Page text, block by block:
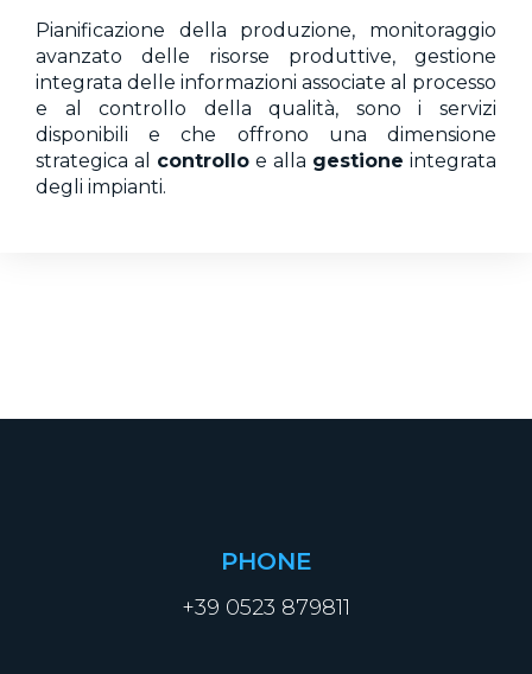
Pianificazione della produzione, monitoraggio
avanzato delle risorse produttive, gestione
integrata delle informazioni associate al processo
e al controllo della qualità, sono i servizi
disponibili e che offrono una dimensione
strategica al controllo e alla gestione integrata
degli impianti.
PHONE
+39 0523 879811